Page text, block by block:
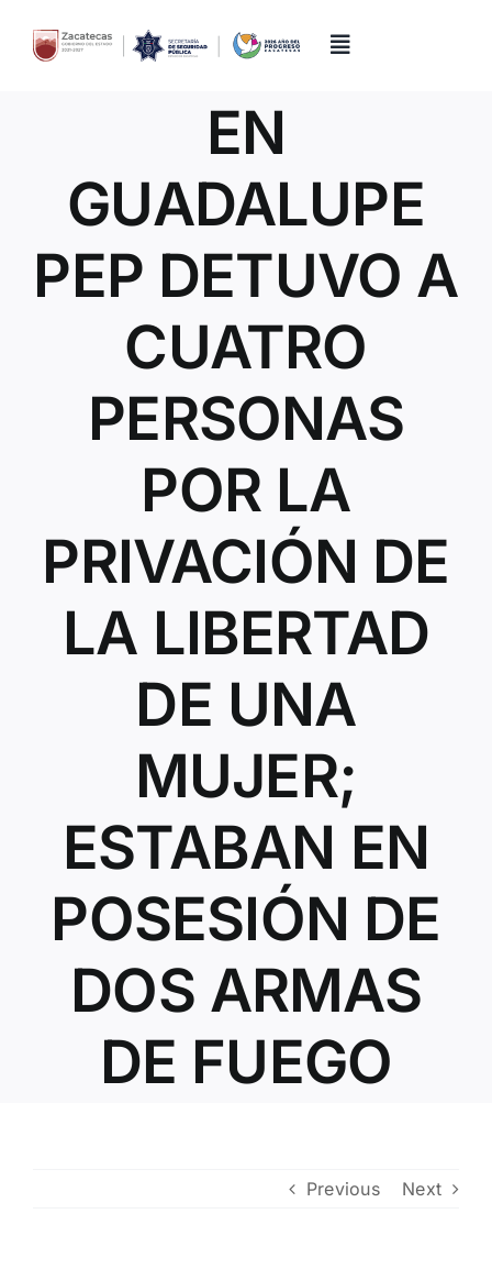
content
Toggle
Directorio
Quiénes Somos
Trámites y Servicios
Transparencia
EN
GUADALUPE
PEP DETUVO A
CUATRO
PERSONAS
POR LA
PRIVACIÓN DE
LA LIBERTAD
DE UNA
MUJER;
ESTABAN EN
POSESIÓN DE
DOS ARMAS
DE FUEGO
Previous Next